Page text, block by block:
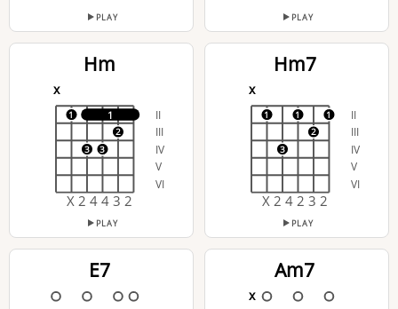
PLAY PLAY
Hm
x
II
III
IV
V
VI
1
1
3 3
2
X 2 4 4 3 2
PLAY
Hm7
x
II
III
IV
V
VI
1
3
1
2
1
X 2 4 2 3 2
PLAY
E7 Am7
x